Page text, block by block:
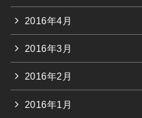
2016年4月
2016年3月
2016年2月
2016年1月